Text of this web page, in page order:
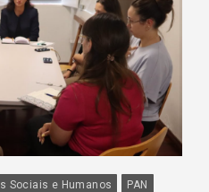
Sociais e Humanos
PAN